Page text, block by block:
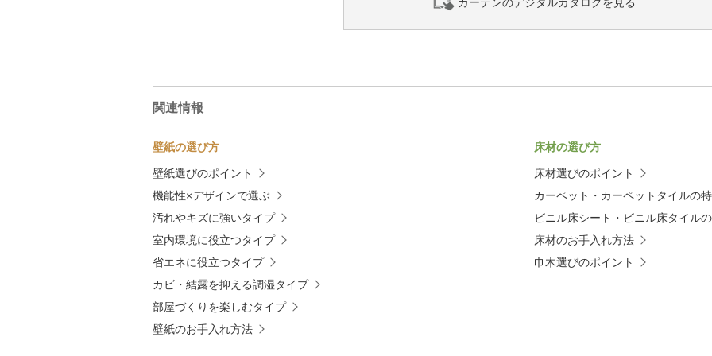
関連情報
壁紙の選び方
壁紙選びのポイント
機能性×デザインで選ぶ
汚れやキズに強いタイプ
室内環境に役立つタイプ
省エネに役立つタイプ
カビ・結露を抑える調湿タイプ
部屋づくりを楽しむタイプ
壁紙のお手入れ方法
床材の選び方
床材選びのポイント
カーペット・カーペットタイルの
ビニル床シート・ビニル床タイル
床材のお手入れ方法
巾木選びのポイント